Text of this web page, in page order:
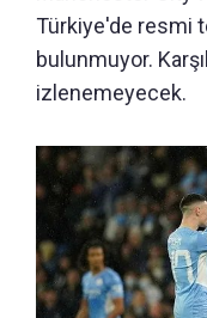
Türkiye'de resmi
bulunmuyor.
izlenemeyecek.